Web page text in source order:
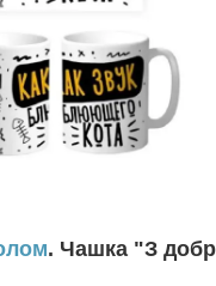
. Чашка "З